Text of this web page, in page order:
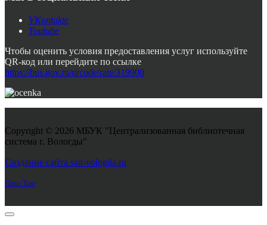
VKontakte
Youtube
Чтобы оценить условия предоставления услуг используйте
QR-код или перейдите по ссылке
https://bus.gov.ru/qrcode/rate/319900
Copyright © 2026 МБУК "Централизованная библиотечная
система г. Вологды"
Создание сайта sait-vologda.ru
Goto Top